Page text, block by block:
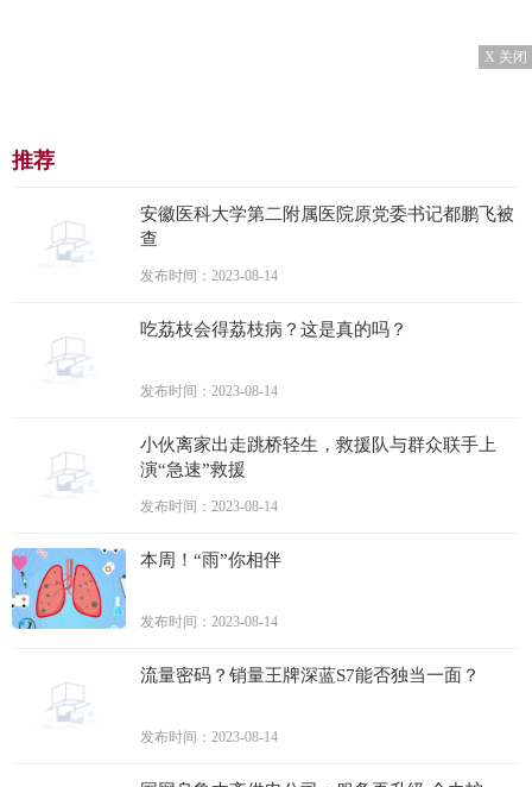
X 关闭
推荐
安徽医科大学第二附属医院原党委书记都鹏飞被
查
发布时间：2023-08-14
吃荔枝会得荔枝病？这是真的吗？
发布时间：2023-08-14
小伙离家出走跳桥轻生，救援队与群众联手上
演“急速”救援
发布时间：2023-08-14
本周！“雨”你相伴
发布时间：2023-08-14
流量密码？销量王牌深蓝S7能否独当一面？
发布时间：2023-08-14